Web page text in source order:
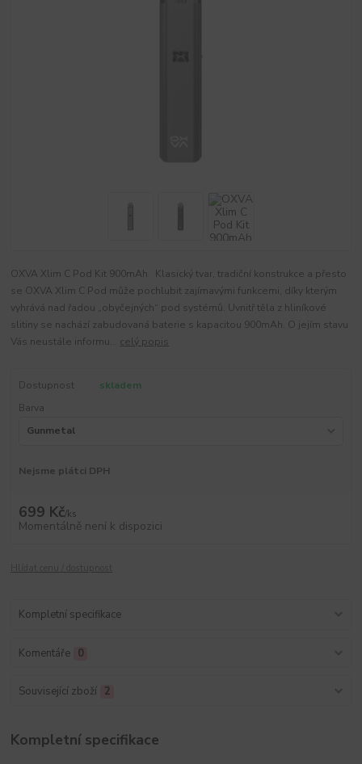
OXVA Xlim C Pod Kit 900mAh Klasický tvar, tradiční konstrukce a přesto
se OXVA Xlim C Pod může pochlubit zajímavými funkcemi, díky kterým
vyhrává nad řadou „obyčejných“ pod systémů. Uvnitř těla z hliníkové
slitiny se nachází zabudovaná baterie s kapacitou 900mAh. O jejím stavu
Vás neustále informu... celý popis
Dostupnost
skladem
Barva
Nejsme plátci DPH
699 Kč/ks
Momentálně není k dispozici
Kompletní specifikace
Komentáře 0
Související zboží 2
Kompletní specifikace